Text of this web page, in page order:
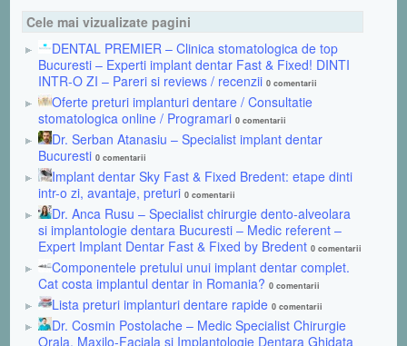
Cele mai vizualizate pagini
DENTAL PREMIER – Clinica stomatologica de top
Bucuresti – Experti implant dentar Fast & Fixed! DINTI
INTR-O ZI – Pareri si reviews / recenzii 0 comentarii
Oferte preturi implanturi dentare / Consultatie
stomatologica online / Programari 0 comentarii
Dr. Serban Atanasiu – Specialist implant dentar
Bucuresti 0 comentarii
Implant dentar Sky Fast & Fixed Bredent: etape dinti
intr-o zi, avantaje, preturi 0 comentarii
Dr. Anca Rusu – Specialist chirurgie dento-alveolara
si implantologie dentara Bucuresti – Medic referent –
Expert Implant Dentar Fast & Fixed by Bredent 0 comentarii
Componentele pretului unui implant dentar complet.
Cat costa implantul dentar in Romania? 0 comentarii
Lista preturi implanturi dentare rapide 0 comentarii
Dr. Cosmin Postolache – Medic Specialist Chirurgie
Orala, Maxilo-Faciala si Implantologie Dentara Ghidata